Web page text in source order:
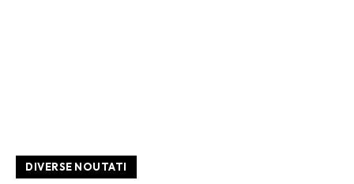
DIVERSE NOUTATI